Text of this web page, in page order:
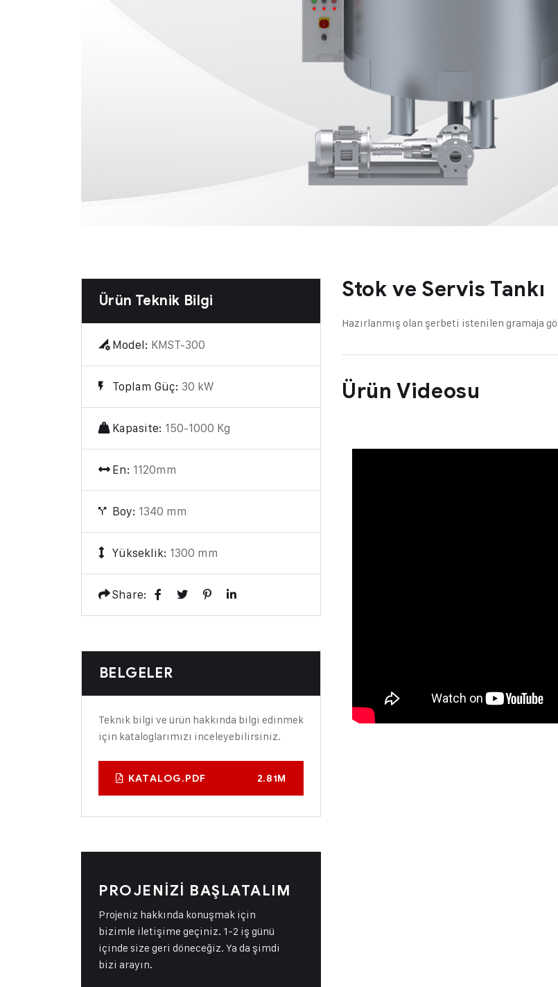
Ürün Teknik Bilgi
Model: KMST-300
Toplam Güç: 30 kW
Kapasite: 150-1000 Kg
En: 1120mm
Boy: 1340 mm
Yükseklik: 1300 mm
Share:
BELGELER
Teknik bilgi ve ürün hakkında bilgi edinmek
için kataloglarımızı inceleyebilirsiniz.
KATALOG.PDF 2.81M
PROJENİZİ BAŞLATALIM
Projeniz hakkında konuşmak için
bizimle iletişime geçiniz. 1-2 iş günü
içinde size geri döneceğiz. Ya da şimdi
bizi arayın.
Stok ve Servis Tankı
Hazırlanmış olan şerbeti istenilen gramaja
Ürün Videosu